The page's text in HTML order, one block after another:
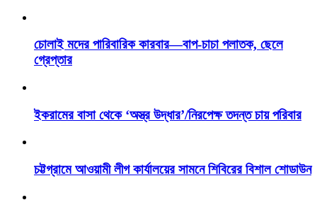
চোলাই মদের পারিবারিক কারবার—বাপ-চাচা পলাতক, ছেলে
গ্রেপ্তার
ইকরামের বাসা থেকে ‘অস্ত্র উদ্ধার’/নিরপেক্ষ তদন্ত চায় পরিবার
চট্টগ্রামে আওয়ামী লীগ কার্যালয়ের সামনে শিবিরের বিশাল শোডাউন